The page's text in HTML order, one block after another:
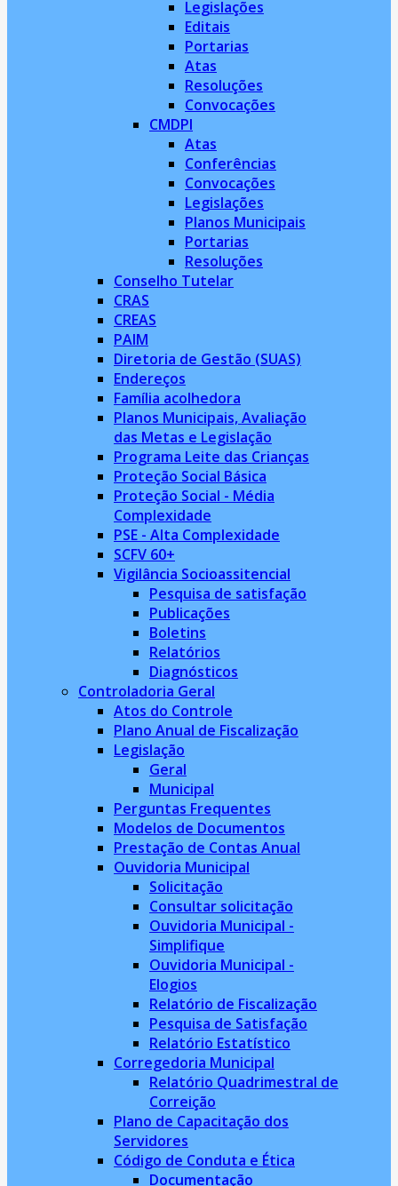
Legislações
Editais
Portarias
Atas
Resoluções
Convocações
CMDPI
Atas
Conferências
Convocações
Legislações
Planos Municipais
Portarias
Resoluções
Conselho Tutelar
CRAS
CREAS
PAIM
Diretoria de Gestão (SUAS)
Endereços
Família acolhedora
Planos Municipais, Avaliação
das Metas e Legislação
Programa Leite das Crianças
Proteção Social Básica
Proteção Social - Média
Complexidade
PSE - Alta Complexidade
SCFV 60+
Vigilância Socioassitencial
Pesquisa de satisfação
Publicações
Boletins
Relatórios
Diagnósticos
Controladoria Geral
Atos do Controle
Plano Anual de Fiscalização
Legislação
Geral
Municipal
Perguntas Frequentes
Modelos de Documentos
Prestação de Contas Anual
Ouvidoria Municipal
Solicitação
Consultar solicitação
Ouvidoria Municipal -
Simplifique
Ouvidoria Municipal -
Elogios
Relatório de Fiscalização
Pesquisa de Satisfação
Relatório Estatístico
Corregedoria Municipal
Relatório Quadrimestral de
Correição
Plano de Capacitação dos
Servidores
Código de Conduta e Ética
Documentação